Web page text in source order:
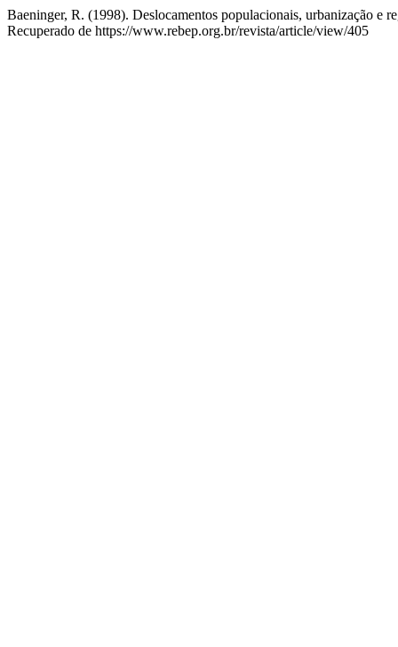
Baeninger, R. (1998). Deslocamentos populacionais, urbanização e
Recuperado de https://www.rebep.org.br/revista/article/view/405